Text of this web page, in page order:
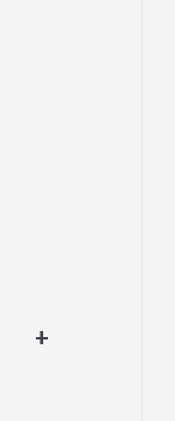
+